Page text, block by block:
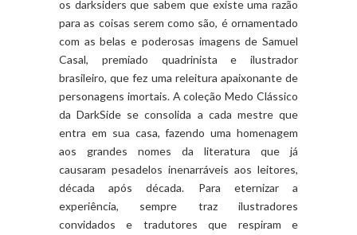
os darksiders que sabem que existe uma razão
para as coisas serem como são, é ornamentado
com as belas e poderosas imagens de Samuel
Casal, premiado quadrinista e ilustrador
brasileiro, que fez uma releitura apaixonante de
personagens imortais. A coleção Medo Clássico
da DarkSide se consolida a cada mestre que
entra em sua casa, fazendo uma homenagem
aos grandes nomes da literatura que já
causaram pesadelos inenarráveis aos leitores,
década após década. Para eternizar a
experiência, sempre traz ilustradores
convidados e tradutores que respiram e